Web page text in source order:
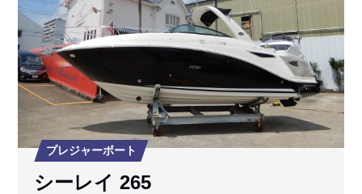
プレジャーボート
シーレイ 265